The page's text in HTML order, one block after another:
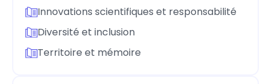
Innovations scientifiques et responsabilité
Diversité et inclusion
Territoire et mémoire